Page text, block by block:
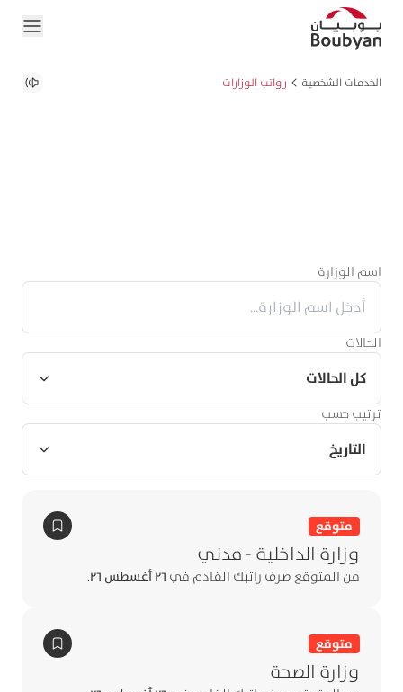
الخدمات الشخصية رواتب الوزارات
اسم الوزارة
الحالات
كل الحالات
ترتيب حسب
التاريخ
متوقع
وزارة الداخلية - مدني
من المتوقع صرف راتبك القادم في ٢٦ أغسطس ٢٦ .
متوقع
وزارة الصحة